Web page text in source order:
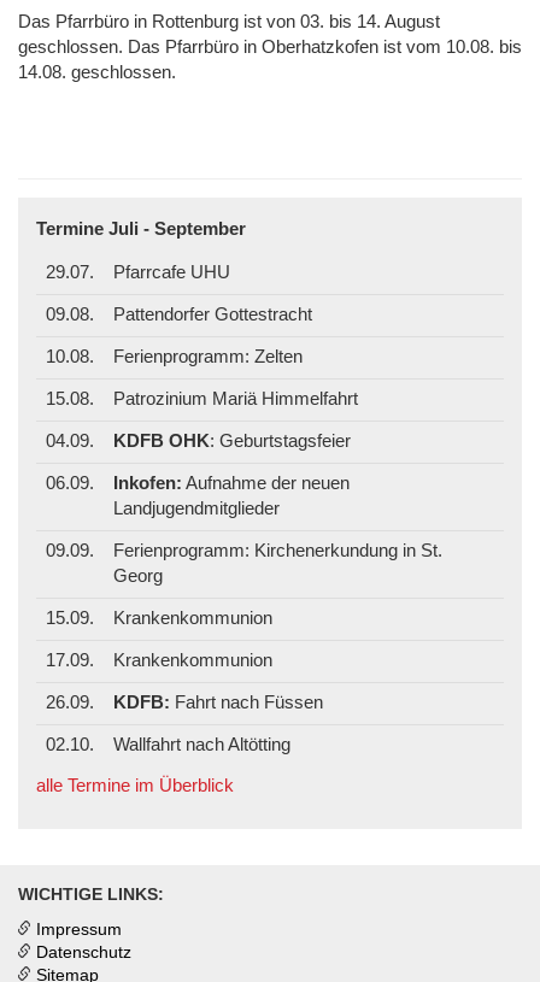
Das Pfarrbüro in Rottenburg ist von 03. bis 14. August
geschlossen. Das Pfarrbüro in Oberhatzkofen ist vom 10.08. bis
14.08. geschlossen.
Termine Juli - September
29.07. Pfarrcafe UHU
09.08. Pattendorfer Gottestracht
10.08. Ferienprogramm: Zelten
15.08. Patrozinium Mariä Himmelfahrt
04.09. KDFB OHK: Geburtstagsfeier
06.09. Inkofen: Aufnahme der neuen
Landjugendmitglieder
09.09.
Ferienprogramm: Kirchenerkundung in St.
Georg
15.09. Krankenkommunion
17.09. Krankenkommunion
26.09. KDFB: Fahrt nach Füssen
02.10.
Wallfahrt nach Altötting
alle Termine im Überblick
WICHTIGE LINKS:
Impressum
Datenschutz
Sitemap